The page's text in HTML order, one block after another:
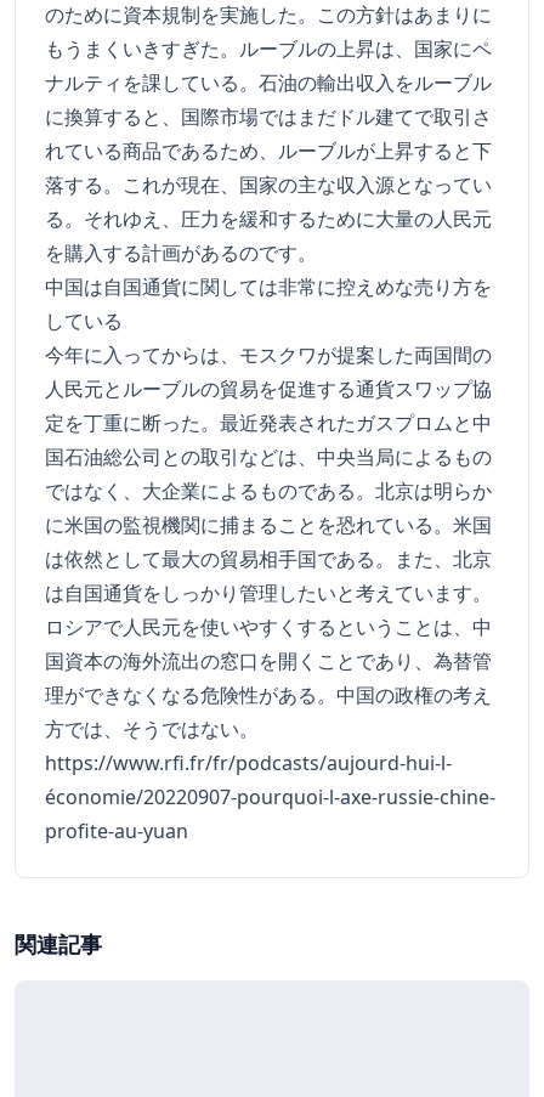
のために資本規制を実施した。この方針はあまりに
もうまくいきすぎた。ルーブルの上昇は、国家にペ
ナルティを課している。石油の輸出収入をルーブル
に換算すると、国際市場ではまだドル建てで取引さ
れている商品であるため、ルーブルが上昇すると下
落する。これが現在、国家の主な収入源となってい
る。それゆえ、圧力を緩和するために大量の人民元
を購入する計画があるのです。
中国は自国通貨に関しては非常に控えめな売り方を
している
今年に入ってからは、モスクワが提案した両国間の
人民元とルーブルの貿易を促進する通貨スワップ協
定を丁重に断った。最近発表されたガスプロムと中
国石油総公司との取引などは、中央当局によるもの
ではなく、大企業によるものである。北京は明らか
に米国の監視機関に捕まることを恐れている。米国
は依然として最大の貿易相手国である。また、北京
は自国通貨をしっかり管理したいと考えています。
ロシアで人民元を使いやすくするということは、中
国資本の海外流出の窓口を開くことであり、為替管
理ができなくなる危険性がある。中国の政権の考え
方では、そうではない。
https://www.rfi.fr/fr/podcasts/aujourd-hui-l-
économie/20220907-pourquoi-l-axe-russie-chine-
profite-au-yuan
関連記事